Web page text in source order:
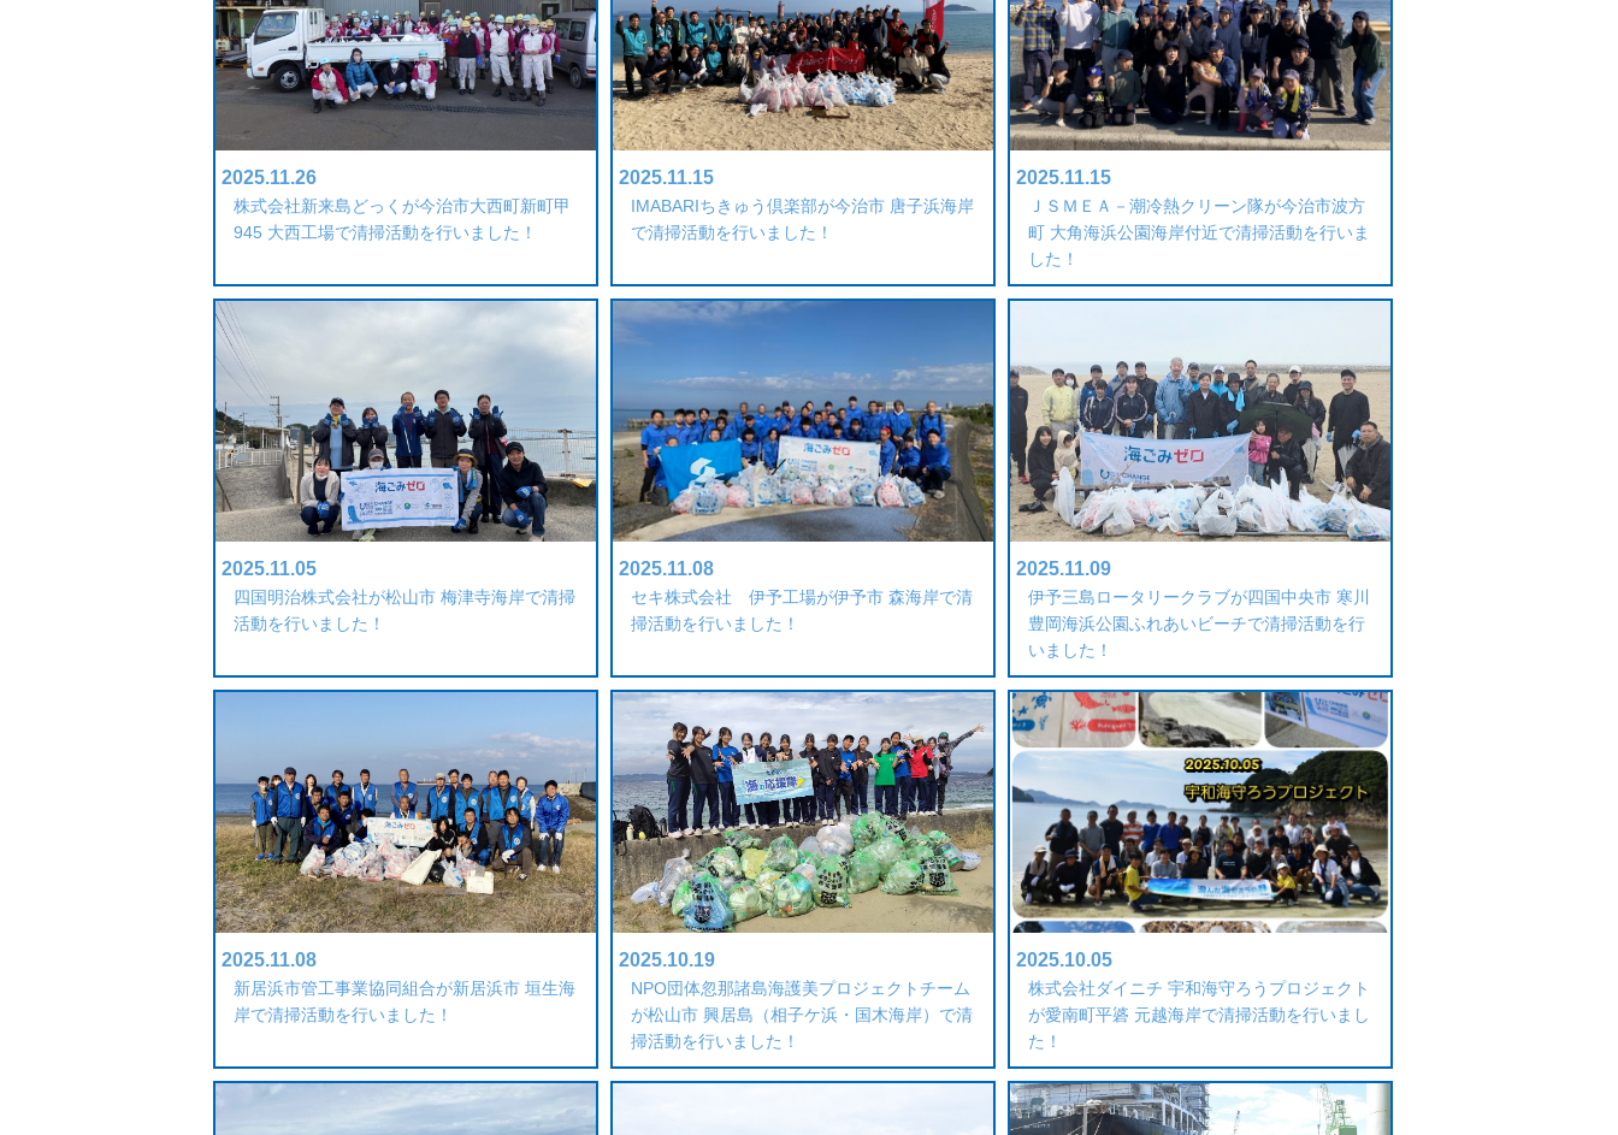
2025.11.26
株式会社新来島どっくが今治市大西町新町甲
945 大西工場で清掃活動を行いました！
2025.11.15
IMABARIちきゅう倶楽部が今治市 唐子浜海岸
で清掃活動を行いました！
2025.11.15
ＪＳＭＥＡ－潮冷熱クリーン隊が今治市波方
町 大角海浜公園海岸付近で清掃活動を行いま
した！
2025.11.05
四国明治株式会社が松山市 梅津寺海岸で清掃
活動を行いました！
2025.11.08
セキ株式会社 伊予工場が伊予市 森海岸で清
掃活動を行いました！
2025.11.09
伊予三島ロータリークラブが四国中央市 寒川
豊岡海浜公園ふれあいビーチで清掃活動を行
いました！
2025.11.08
新居浜市管工事業協同組合が新居浜市 垣生海
岸で清掃活動を行いました！
2025.10.19
NPO団体忽那諸島海護美プロジェクトチーム
が松山市 興居島（相子ケ浜・国木海岸）で清
掃活動を行いました！
2025.10.05
株式会社ダイニチ 宇和海守ろうプロジェクト
が愛南町平碆 元越海岸で清掃活動を行いまし
た！